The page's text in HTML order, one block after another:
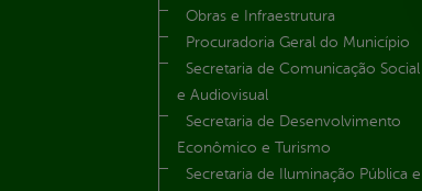
Obras e Infraestrutura
Procuradoria Geral do Município
Secretaria de Comunicação Social
e Audiovisual
Secretaria de Desenvolvimento
Econômico e Turismo
Secretaria de Iluminação Pública e